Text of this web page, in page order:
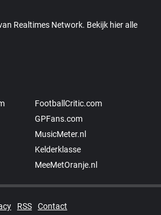
Realtimes Network. Bekijk hier alle
FootballCritic.com
GPFans.com
MusicMeter.nl
Kelderklasse
MeeMetOranje.nl
RSS Contact